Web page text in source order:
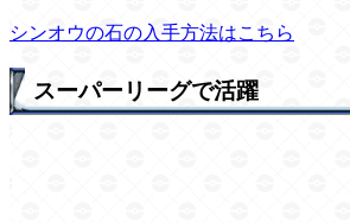
シンオウの石の入手方法はこちら
スーパーリーグで活躍